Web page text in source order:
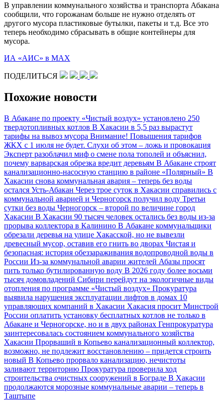
В управлении коммунального хозяйства и транспорта Абакана
сообщили, что горожанам больше не нужно отделять от
другого мусора пластиковые бутылки, пакеты и т.д. Все это
теперь необходимо сбрасывать в общие контейнеры для
мусора.
ИА «АИС» в МАХ
ПОДЕЛИТЬСЯ
Похожие новости
В Абакане по проекту «Чистый воздух» установлено 250
твердотопливных котлов В Хакасии в 5,5 раз вырастут
тарифы на вывоз мусора Внимание! Повышения тарифов
ЖКХ с 1 июля не будет. Слухи об этом – ложь и провокация
Эксперт разоблачил миф о смене пола тополей и объяснил,
почему варварская обрезка вредит деревьям В Абакане строят
канализационно-насосную станцию в районе «Полярный» В
Хакасии снова коммунальная авария – теперь без воды
остался Усть-Абакан Через трое суток в Хакасии справились с
коммунальной аварией и Черногорск получил воду Третьи
сутки без воды Черногорск – второй по величине город
Хакасии В Хакасии 90 тысяч человек остались без воды из-за
прорыва коллектора в Калинино В Абакане коммунальщики
обрезали деревья на улице Хакасской, но не вывезли
древесный мусор, оставив его гнить во дворах Чистая и
безопасная: история обеззараживания водопроводной воды в
России Из-за коммунальной аварии жителей Абазы просят
пить только бутилированную воду В 2026 году более восьми
тысяч домовладений Сибири перейдут на экологичные виды
отопления по программе «Чистый воздух» Прокуратура
выявила нарушения эксплуатации лифтов в домах 10
управляющих компаний в Хакасии Хакасия просит Минстрой
России оплатить установку бесплатных котлов не только в
Абакане и Черногорске, но и в двух районах Генпрокуратура
заинтересовалась состоянием коммунального хозяйства
Хакасии Прорваший в Копьево канализационный коллектор,
возможно, не подлежит восстановлению – придется строить
новый В Копьево прорвало канализацию, нечистоты
заливают территорию Прокуратура проверила ход
строительства очистных сооружений в Бограде В Хакасии
продолжаются морозные коммунальные аварии – теперь в
Таштыпе